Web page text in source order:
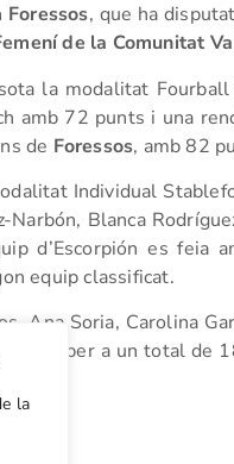
la
Foressos, que ha
de la Comunitat
la modalitat
amb 72 punts i una
de Foressos, amb 82
Individual
Blanca
d’Escorpión es feia
equip classificat.
Ana Soria, Carolina
per a un total de